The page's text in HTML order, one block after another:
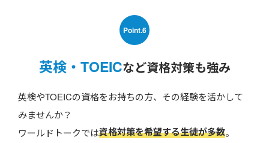
Point.6
英検・TOEICなど資格対策も強み
英検やTOEICの資格をお持ちの方、その経験を活かして
みませんか？
ワールドトークでは資格対策を希望する生徒が多数。